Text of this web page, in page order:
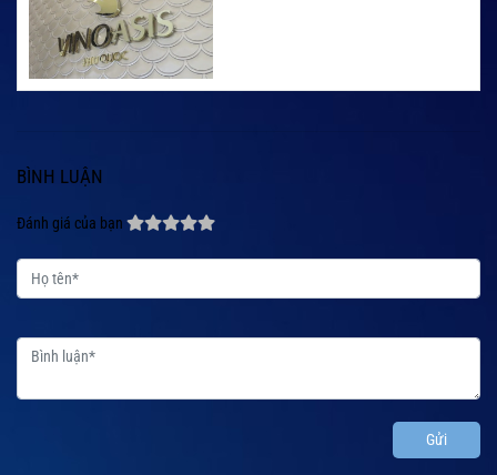
BÌNH LUẬN
Đánh giá của bạn
Gửi